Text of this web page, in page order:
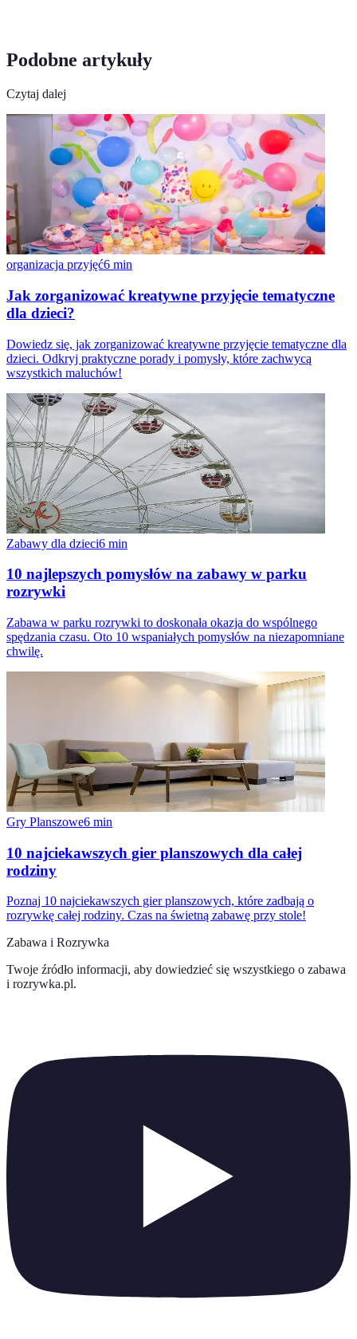
Podobne artykuły
Czytaj dalej
organizacja przyjęć6 min
Jak zorganizować kreatywne przyjęcie tematyczne
dla dzieci?
Dowiedz się, jak zorganizować kreatywne przyjęcie tematyczne dla
dzieci. Odkryj praktyczne porady i pomysły, które zachwycą
wszystkich maluchów!
Zabawy dla dzieci6 min
10 najlepszych pomysłów na zabawy w parku
rozrywki
Zabawa w parku rozrywki to doskonała okazja do wspólnego
spędzania czasu. Oto 10 wspaniałych pomysłów na niezapomniane
chwilę.
Gry Planszowe6 min
10 najciekawszych gier planszowych dla całej
rodziny
Poznaj 10 najciekawszych gier planszowych, które zadbają o
rozrywkę całej rodziny. Czas na świetną zabawę przy stole!
Zabawa i Rozrywka
Twoje źródło informacji, aby dowiedzieć się wszystkiego o zabawa
i rozrywka.pl.